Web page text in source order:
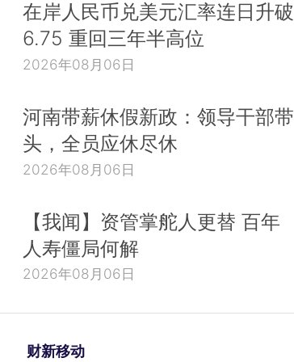
在岸人民币兑美元汇率连日升破
6.75 重回三年半高位
2026年08月06日
河南带薪休假新政：领导干部带
头，全员应休尽休
2026年08月06日
【我闻】资管掌舵人更替 百年
人寿僵局何解
2026年08月06日
财新移动